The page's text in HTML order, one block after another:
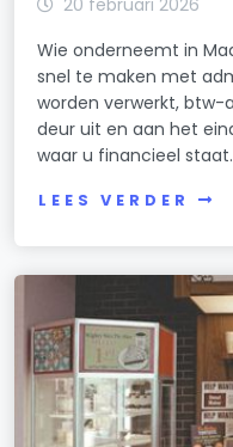
Wie onderneemt in
snel te maken met
worden verwerkt,
deur uit en aan het
waar u financieel staat.
LEES VERDER